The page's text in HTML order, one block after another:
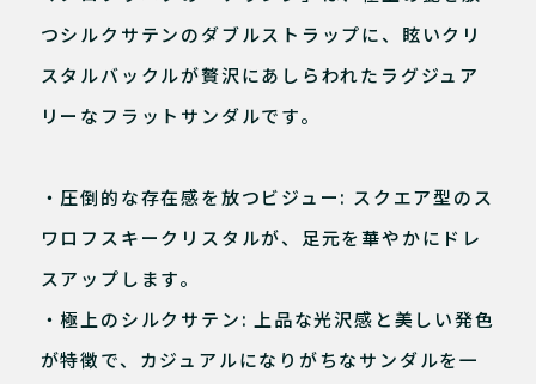
つシルクサテンのダブルストラップに、眩いクリ
スタルバックルが贅沢にあしらわれたラグジュア
リーなフラットサンダルです。
・圧倒的な存在感を放つビジュー: スクエア型のス
ワロフスキークリスタルが、足元を華やかにドレ
スアップします。
・極上のシルクサテン: 上品な光沢感と美しい発色
が特徴で、カジュアルになりがちなサンダルを一